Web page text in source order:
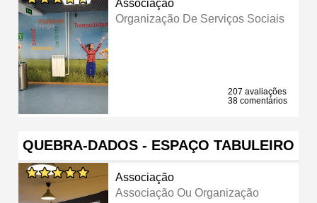
Associação
Organização De Serviços Sociais
207 avaliações
38 comentários
QUEBRA-DADOS - ESPAÇO TABULEIRO
Associação
Associação Ou Organização